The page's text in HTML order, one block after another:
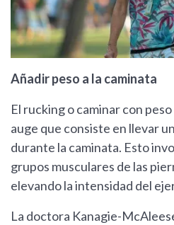
Añadir peso a la caminata
El rucking o caminar con
auge que consiste en llevar
durante la caminata. Esto
grupos musculares de las
elevando la intensidad del
La doctora Kanagie-